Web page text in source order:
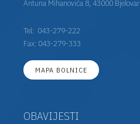
Antuna Mihanovića 8, 43000 Bjelovar
Tel: 043-279-222
Fax: 043-279-333
MAPA BOLNICE
OBAVIJESTI